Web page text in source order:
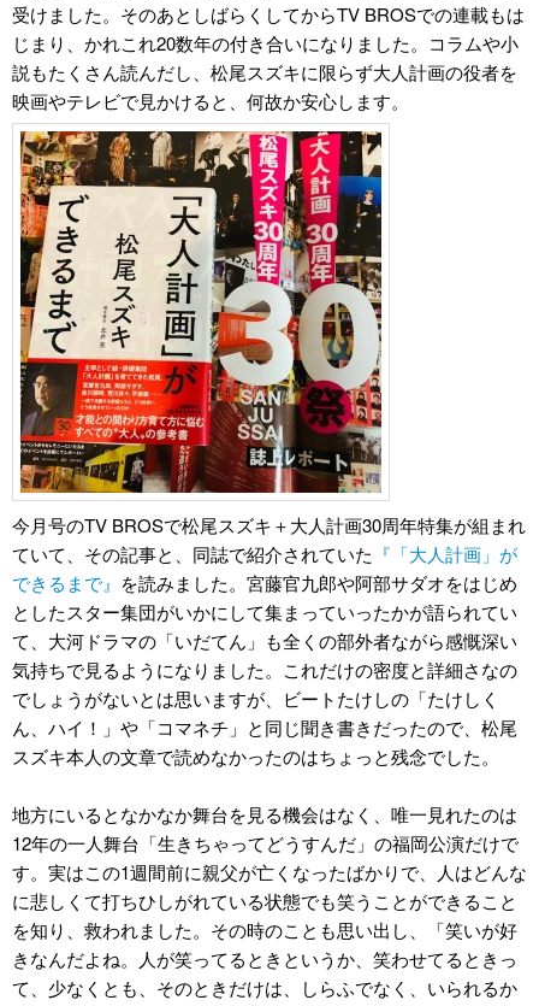
受けました。そのあとしばらくしてからTV BROSでの連載もは
じまり、かれこれ20数年の付き合いになりました。コラムや小
説もたくさん読んだし、松尾スズキに限らず大人計画の役者を
映画やテレビで見かけると、何故か安心します。
今月号のTV BROSで松尾スズキ＋大人計画30周年特集が組まれ
ていて、その記事と、同誌で紹介されていた 『「大人計画」が
できるまで』 を読みました。宮藤官九郎や阿部サダオをはじめ
としたスター集団がいかにして集まっていったかが語られてい
て、大河ドラマの「いだてん」も全くの部外者ながら感慨深い
気持ちで見るようになりました。これだけの密度と詳細さなの
でしょうがないとは思いますが、ビートたけしの「たけしく
ん、ハイ！」や「コマネチ」と同じ聞き書きだったので、松尾
スズキ本人の文章で読めなかったのはちょっと残念でした。
地方にいるとなかなか舞台を見る機会はなく、唯一見れたのは
12年の一人舞台「生きちゃってどうすんだ」の福岡公演だけで
す。実はこの1週間前に親父が亡くなったばかりで、人はどんな
に悲しくて打ちひしがれている状態でも笑うことができること
を知り、救われました。その時のことも思い出し、「笑いが好
きなんだよね。人が笑ってるときというか、笑わせてるときっ
て、少なくとも、そのときだけは、しらふでなく、いられるか